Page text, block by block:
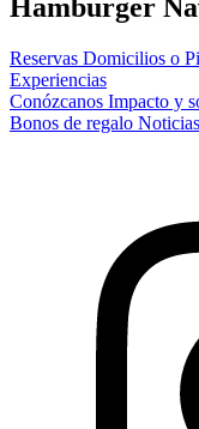
Hamburger
Reservas Domicilios o
Experiencias
Conózcanos Impacto y
Bonos de regalo